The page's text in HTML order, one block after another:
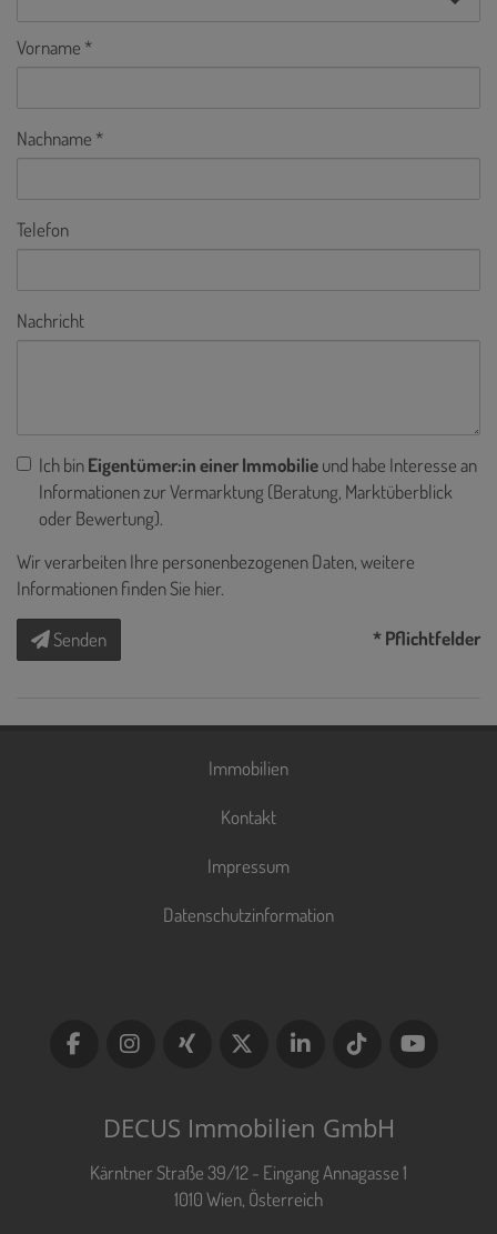
Vorname
Nachname
Telefon
Nachricht
Ich binEigentümer:in einer Immobilieund habe Interesse an
Informationen zur Vermarktung (Beratung, Marktüberblick
oder Bewertung).
Wir verarbeiten Ihre personenbezogenen Daten, weitere
Informationen finden Sie hier.
Senden * Pflichtfelder
Immobilien
Kontakt
Impressum
Datenschutzinformation
DECUS Immobilien GmbH
Kärntner Straße 39/12 - Eingang Annagasse 1
1010 Wien, Österreich